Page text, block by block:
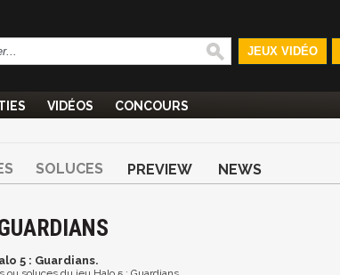
JEUX VIDÉO
VIDÉOS CONCOURS
SOLUCES PREVIEW NEWS
5 : Guardians.